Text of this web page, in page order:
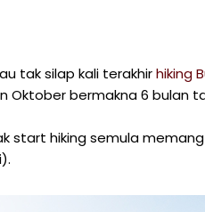
tak silap kali terakhirhiking
Oktober bermakna 6 bulan
start hiking semula